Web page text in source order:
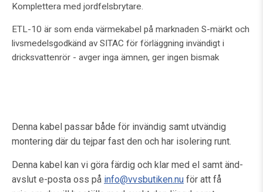
Komplettera med jordfelsbrytare.
ETL-10 är som enda värmekabel på marknaden S-märkt och
livsmedelsgodkänd av SITAC för förläggning invändigt i
dricksvattenrör - avger inga ämnen, ger ingen bismak
Denna kabel passar både för invändig samt utvändig
montering där du tejpar fast den och har isolering runt.
Denna kabel kan vi göra färdig och klar med el samt änd-
avslut e-posta oss på info@vvsbutiken.nu för att få